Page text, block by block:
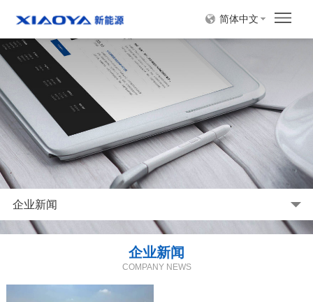
简体中文
企业新闻
企业新闻
COMPANY NEWS